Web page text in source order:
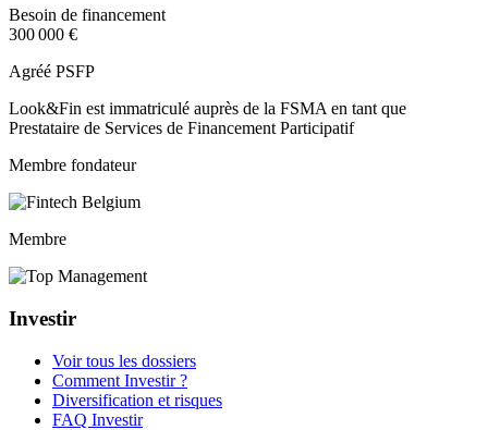
Besoin de financement
300 000 €
Agréé PSFP
Look&Fin est immatriculé auprès de la FSMA en tant que
Prestataire de Services de Financement Participatif
Membre fondateur
Membre
Investir
Voir tous les dossiers
Comment Investir ?
Diversification et risques
FAQ Investir